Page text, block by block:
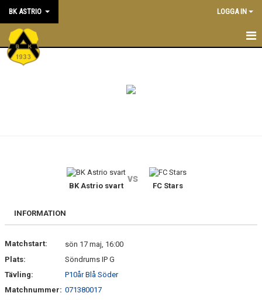
BK ASTRIO LOGGA IN
HEM
BLI MEDLEM
SÖNDRUMS IP
TRYGG I ASTRIO
BK Astrio svart
vs
FC Stars
INFORMATION
Matchstart:
sön 17 maj, 16:00
Plats:
Söndrums IP G
Tävling:
P10år Blå Söder
Matchnummer: 071380017